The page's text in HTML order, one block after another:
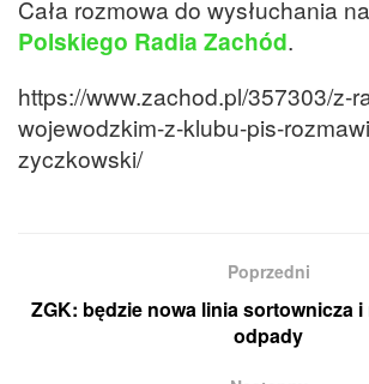
Cała rozmowa do wysłuchania na
Polskiego Radia Zachód.
https://www.zachod.pl/357303/z-
wojewodzkim-z-klubu-pis-
zyczkowski/
Poprzedni
ZGK: będzie nowa linia sortownicza
odpady